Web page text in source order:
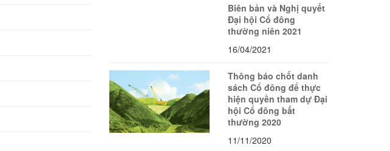
Biên bản và Nghị quyết
Đại hội Cổ đông
thường niên 2021
16/04/2021
Thông báo chốt danh
sách Cổ đông để thực
hiện quyền tham dự Đại
hội Cổ đông bất
thường 2020
11/11/2020